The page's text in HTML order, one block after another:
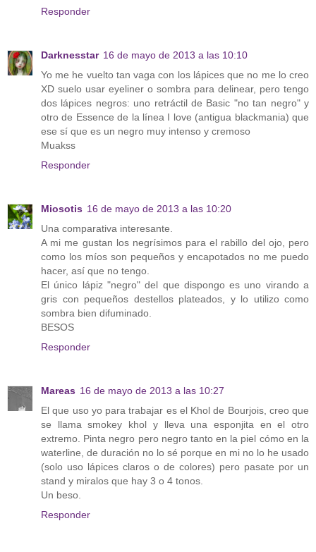
Responder
Darknesstar 16 de mayo de 2013 a las 10:10
Yo me he vuelto tan vaga con los lápices que no me lo creo
XD suelo usar eyeliner o sombra para delinear, pero tengo
dos lápices negros: uno retráctil de Basic "no tan negro" y
otro de Essence de la línea I love (antigua blackmania) que
ese sí que es un negro muy intenso y cremoso
Muakss
Responder
Miosotis 16 de mayo de 2013 a las 10:20
Una comparativa interesante.
A mi me gustan los negrísimos para el rabillo del ojo, pero
como los míos son pequeños y encapotados no me puedo
hacer, así que no tengo.
El único lápiz "negro" del que dispongo es uno virando a
gris con pequeños destellos plateados, y lo utilizo como
sombra bien difuminado.
BESOS
Responder
Mareas 16 de mayo de 2013 a las 10:27
El que uso yo para trabajar es el Khol de Bourjois, creo que
se llama smokey khol y lleva una esponjita en el otro
extremo. Pinta negro pero negro tanto en la piel cómo en la
waterline, de duración no lo sé porque en mi no lo he usado
(solo uso lápices claros o de colores) pero pasate por un
stand y miralos que hay 3 o 4 tonos.
Un beso.
Responder